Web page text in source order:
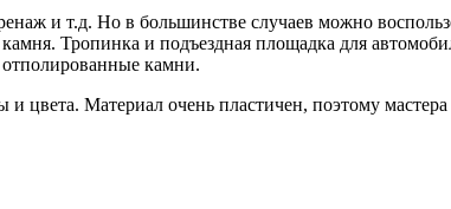
и т.д. Но в большинстве случаев можно
Тропинка и подъездная площадка для
камни.
цвета. Материал очень пластичен, поэтому